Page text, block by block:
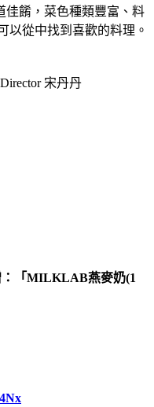
餚，菜色種類豐富、料
以從中找到喜歡的料理。
宋丹丹
：「MILKLAB燕麥奶(1